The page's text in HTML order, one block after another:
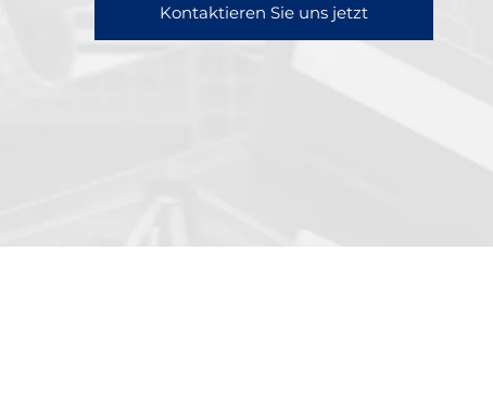
Kontaktieren Sie uns jetzt